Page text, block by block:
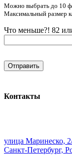
Можно выбрать до 10
Максимальный размер
Что меньше?! 82
Контакты
улица Маринеско,
Санкт-Петербург,